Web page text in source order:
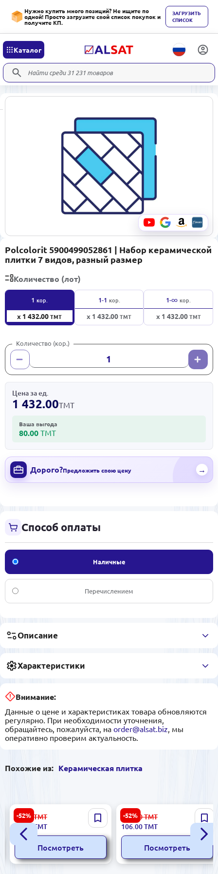
Нужно купить много позиций? Не ищите по
одной! Просто загрузите свой список покупок и
получите КП.
ЗАГРУЗИТЬ
СПИСОК
Каталог
Polcolorit 5900499052861 | Набор керамической
плитки 7 видов, разный размер
Количество (лот)
1 кор.
x 1 432.00ТМТ
1-1 кор.
x 1 432.00ТМТ
1-∞ кор.
x 1 432.00ТМТ
Количество (кор.)
Цена за ед.
1 432.00ТМТ
Ваша выгода
80.00 ТМТ
Дорого?Предложить свою цену →
Способ оплаты
Наличные
Перечислением
Описание
Характеристики
Внимание:
Данные о цене и характеристиках товара обновляются
регулярно. При необходимости уточнения,
обращайтесь, пожалуйста, на order@alsat.biz , мы
оперативно проверим актуальность.
Похожие из: Керамическая плитка
-52%
Sinfonia 8435020000016 |
Керамическая плитка
10x10 см глянец
23.00 ТМТ
11.00
ТМТ
Посмотреть
-52%
Polcolorit 5901303036480 |
Керамическая плитка
30x60 см Elixir Bianco белая
223.00ТМТ
106.00ТМТ
Посмотреть